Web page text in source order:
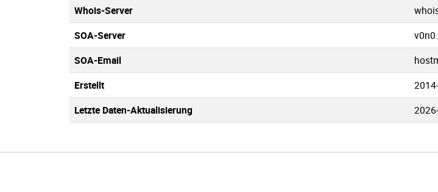
Whois-Server
SOA-Server
SOA-Email
Erstellt
Letzte Daten-Aktualisierung